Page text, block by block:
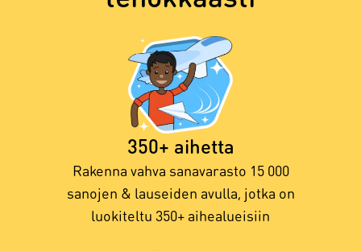
350+ aihetta
Rakenna vahva sanavarasto 15 000
sanojen & lauseiden avulla, jotka on
luokiteltu 350+ aihealueisiin